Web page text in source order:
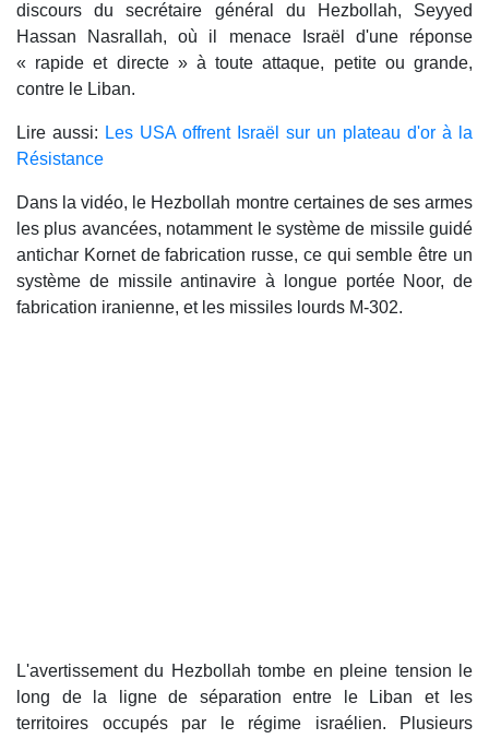
discours du secrétaire général du Hezbollah, Seyyed
Hassan Nasrallah, où il menace Israël d'une réponse
« rapide et directe » à toute attaque, petite ou grande,
contre le Liban.
Lire aussi: Les USA offrent Israël sur un plateau d'or à la
Résistance
Dans la vidéo, le Hezbollah montre certaines de ses armes
les plus avancées, notamment le système de missile guidé
antichar Kornet de fabrication russe, ce qui semble être un
système de missile antinavire à longue portée Noor, de
fabrication iranienne, et les missiles lourds M-302.
L'avertissement du Hezbollah tombe en pleine tension le
long de la ligne de séparation entre le Liban et les
territoires occupés par le régime israélien. Plusieurs